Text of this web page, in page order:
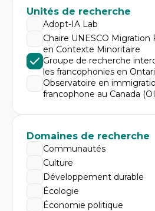
Unités de recherche
Adopt-IA Lab
Chaire UNESCO Migration
en Contexte Minoritaire
Groupe de recherche
les francophonies en
Observatoire en
francophone au Canada
Domaines de recherche
Communautés
Culture
Développement durable
Écologie
Économie politique